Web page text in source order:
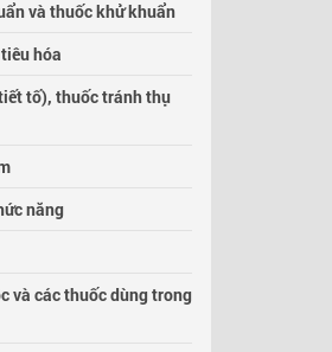
và thuốc khử khuẩn
hóa
tố), thuốc tránh thụ
năng
và các thuốc dùng trong